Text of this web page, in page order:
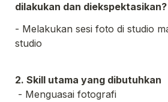
dilakukan dan diekspektasikan?
- Melakukan sesi foto di studio
studio
2. Skill utama yang dibutuhkan